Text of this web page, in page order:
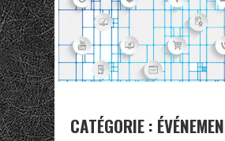
CATÉGORIE :